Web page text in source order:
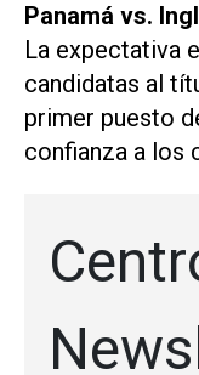
Panamá vs.
La expectativa
candidatas al
primer puesto
confianza a los